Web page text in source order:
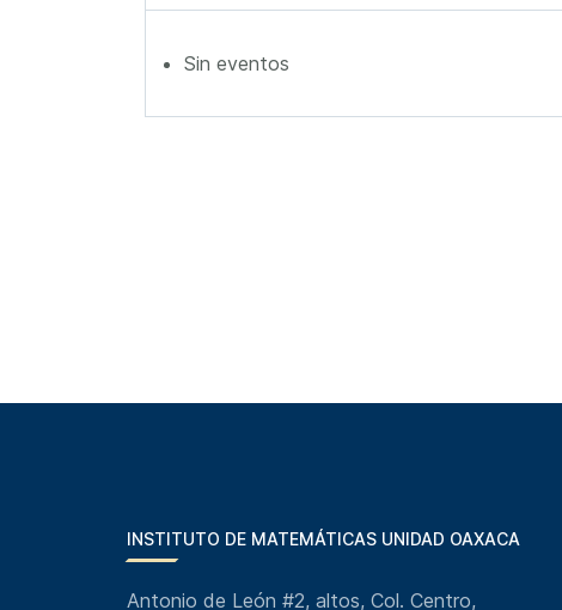
Sin eventos
INSTITUTO DE MATEMÁTICAS UNIDAD OAXACA
Antonio de León #2, altos, Col. Centro,